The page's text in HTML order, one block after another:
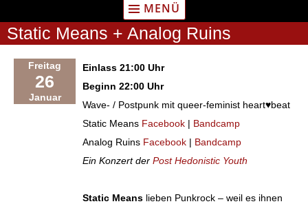
MENÜ
Static Means + Analog Ruins
Freitag
26
Januar
Einlass 21:00 Uhr
Beginn 22:00 Uhr
Wave- / Postpunk mit queer-feminist heart♥beat
Static Means Facebook | Bandcamp
Analog Ruins Facebook | Bandcamp
Ein Konzert der Post Hedonistic Youth
Static Means lieben Punkrock – weil es ihnen